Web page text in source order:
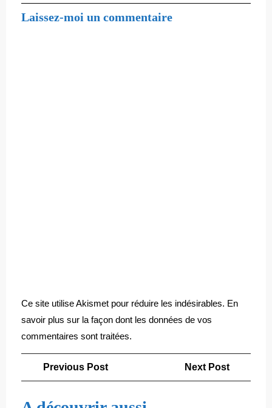
Laissez-moi un commentaire
Ce site utilise Akismet pour réduire les indésirables. En
savoir plus sur la façon dont les données de vos
commentaires sont traitées.
Navigation
de
l’article
Previous PostPrevious
Next Post